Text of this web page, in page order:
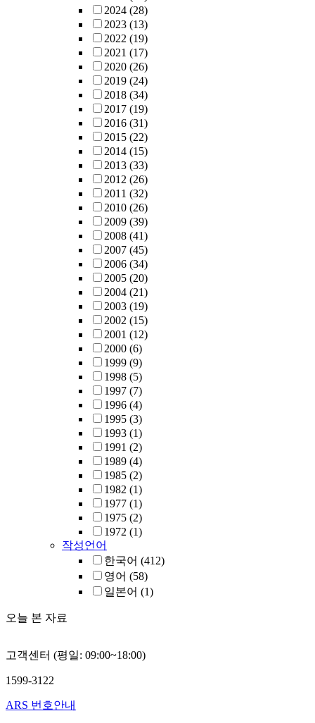
2024 (28)
2023 (13)
2022 (19)
2021 (17)
2020 (26)
2019 (24)
2018 (34)
2017 (19)
2016 (31)
2015 (22)
2014 (15)
2013 (33)
2012 (26)
2011 (32)
2010 (26)
2009 (39)
2008 (41)
2007 (45)
2006 (34)
2005 (20)
2004 (21)
2003 (19)
2002 (15)
2001 (12)
2000 (6)
1999 (9)
1998 (5)
1997 (7)
1996 (4)
1995 (3)
1993 (1)
1991 (2)
1989 (4)
1985 (2)
1982 (1)
1977 (1)
1975 (2)
1972 (1)
작성언어
한국어 (412)
영어 (58)
일본어 (1)
오늘 본 자료
고객센터 (평일: 09:00~18:00)
1599-3122
ARS 번호안내